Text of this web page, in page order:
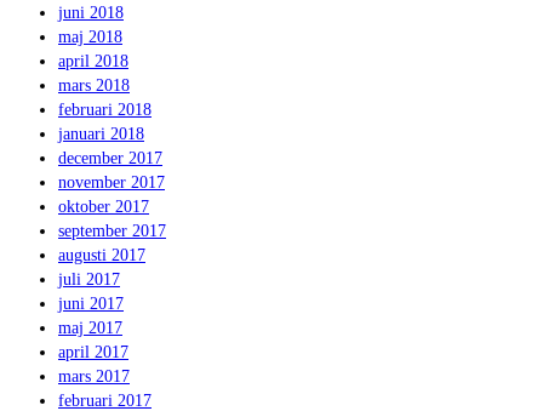
juni 2018
maj 2018
april 2018
mars 2018
februari 2018
januari 2018
december 2017
november 2017
oktober 2017
september 2017
augusti 2017
juli 2017
juni 2017
maj 2017
april 2017
mars 2017
februari 2017